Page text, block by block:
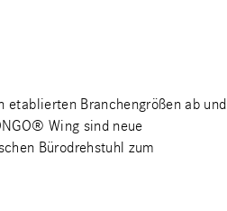
Branchengrößen ab und
Wing sind neue
Bürodrehstuhl zum